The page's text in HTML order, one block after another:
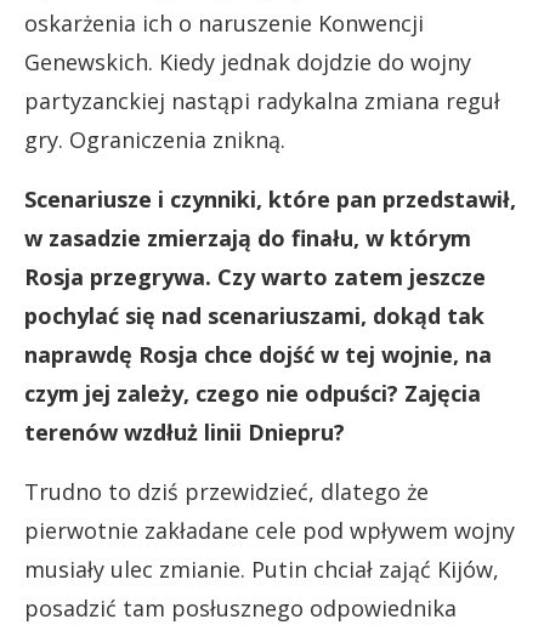
oskarżenia ich o naruszenie Konwencji
Genewskich. Kiedy jednak dojdzie do wojny
partyzanckiej nastąpi radykalna zmiana reguł
gry. Ograniczenia znikną.
Scenariusze i czynniki, które pan przedstawił,
w zasadzie zmierzają do finału, w którym
Rosja przegrywa. Czy warto zatem jeszcze
pochylać się nad scenariuszami, dokąd tak
naprawdę Rosja chce dojść w tej wojnie, na
czym jej zależy, czego nie odpuści? Zajęcia
terenów wzdłuż linii Dniepru?
Trudno to dziś przewidzieć, dlatego że
pierwotnie zakładane cele pod wpływem wojny
musiały ulec zmianie. Putin chciał zająć Kijów,
posadzić tam posłusznego odpowiednika